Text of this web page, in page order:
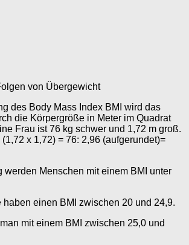
von Übergewicht
des Body Mass Index BMI wird das
die Körpergröße in Meter im Quadrat
Frau ist 76 kg schwer und 1,72 m groß.
x 1,72) = 76: 2,96 (aufgerundet)=
werden Menschen mit einem BMI unter
haben einen BMI zwischen 20 und 24,9.
mit einem BMI zwischen 25,0 und